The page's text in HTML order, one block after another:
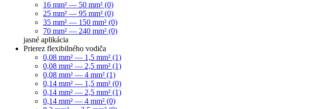
16 mm² — 50 mm² (0)
25 mm² — 95 mm² (0)
35 mm² — 150 mm² (0)
70 mm² — 240 mm² (0)
jasné aplikácia
Prierez flexibilného vodiča
0,08 mm² — 1,5 mm² (1)
0,08 mm² — 2,5 mm² (1)
0,08 mm² — 4 mm² (1)
0,14 mm² — 1,5 mm² (0)
0,14 mm² — 2,5 mm² (1)
0,14 mm² — 4 mm² (0)